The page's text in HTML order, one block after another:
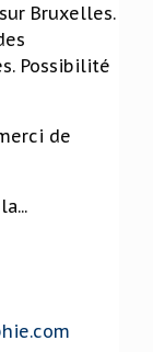
Bruxelles.
Possibilité
de